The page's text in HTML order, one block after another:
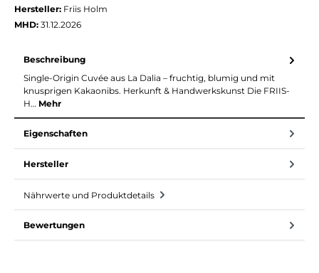
Hersteller: Friis Holm
MHD: 31.12.2026
Beschreibung
Single-Origin Cuvée aus La Dalia – fruchtig, blumig und mit
knusprigen Kakaonibs. Herkunft & Handwerkskunst Die FRIIS-
H… Mehr
Eigenschaften
Hersteller
Nährwerte und Produktdetails
Bewertungen